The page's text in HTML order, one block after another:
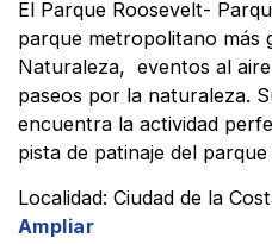
Características
El Parque Roosevelt-
parque metropolitano más
Naturaleza, eventos al
paseos por la naturaleza.
encuentra la actividad
pista de patinaje del parque
Localidad: Ciudad de la
Ampliar